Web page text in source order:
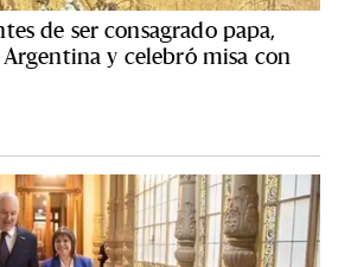
de ser consagrado papa,
y celebró misa con